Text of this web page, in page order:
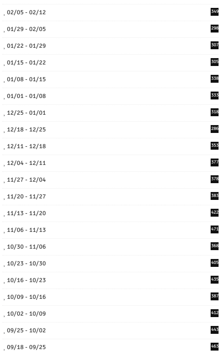
02/05 - 02/12 349
01/29 - 02/05 298
01/22 - 01/29 307
01/15 - 01/22 305
01/08 - 01/15 338
01/01 - 01/08 333
12/25 - 01/01 318
12/18 - 12/25 286
12/11 - 12/18 353
12/04 - 12/11 377
11/27 - 12/04 378
11/20 - 11/27 383
11/13 - 11/20 422
11/06 - 11/13 471
10/30 - 11/06 368
10/23 - 10/30 405
10/16 - 10/23 435
10/09 - 10/16 387
10/02 - 10/09 412
09/25 - 10/02 443
09/18 - 09/25 463